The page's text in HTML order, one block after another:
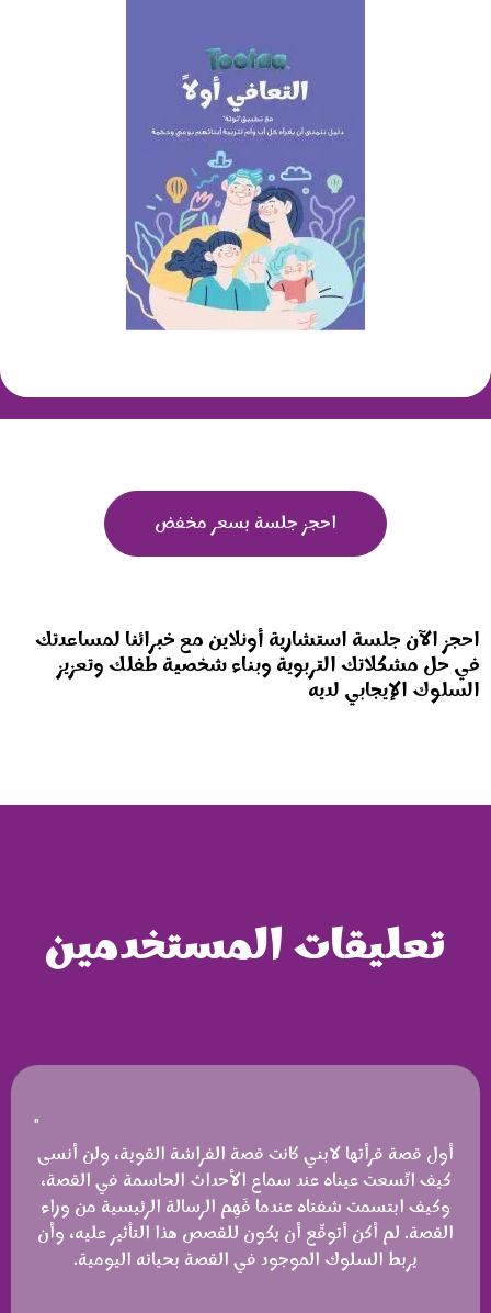
احجز جلسة بسعر مخفض
احجز الآن جلسة استشارية أونلاين مع خبرائنا لمساعدتك
في حل مشكلاتك التربوية وبناء شخصية طفلك وتعزيز
السلوك الإيجابي لديه
تعليقات المستخدمين
"
أول قصة قرأتها لابني كانت قصة الفراشة القوية، ولن أنسى
كيف اتّسعت عيناه عند سماع الأحداث الحاسمة في القصة،
وكيف ابتسمت شفتاه عندما فَهِم الرسالة الرئيسية من وراء
القصة. لم أكن أتوقّع أن يكون للقصص هذا التأثير عليه، وأن
يربط السلوك الموجود في القصة بحياته اليومية.